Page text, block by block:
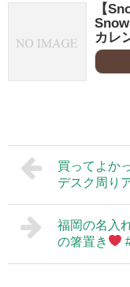
【
カレ
買ってよか
デスク周り
福岡の名入
の箸置き